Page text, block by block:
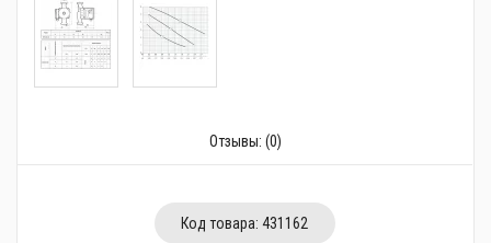
Отзывы: (0)
Код товара: 431162
Полотенцесушители
Стабилизаторы, аккумуляторы, генераторы
Альтернативные источники энергии